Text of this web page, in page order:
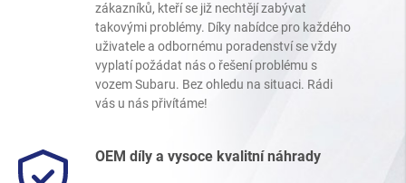
zákazníků, kteří se již nechtějí zabývat
takovými problémy. Díky nabídce pro každého
uživatele a odbornému poradenství se vždy
vyplatí požádat nás o řešení problému s
vozem Subaru. Bez ohledu na situaci. Rádi
vás u nás přivítáme!
OEM díly a vysoce kvalitní náhrady